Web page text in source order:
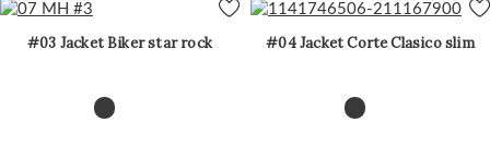
#03 Jacket Biker star rock #04 Jacket Corte Clasico slim